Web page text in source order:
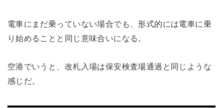
電車にまだ乗っていない場合でも、形式的には電車に乗
り始めることと同じ意味合いになる。
空港でいうと、改札入場は保安検査場通過と同じような
感じだ。